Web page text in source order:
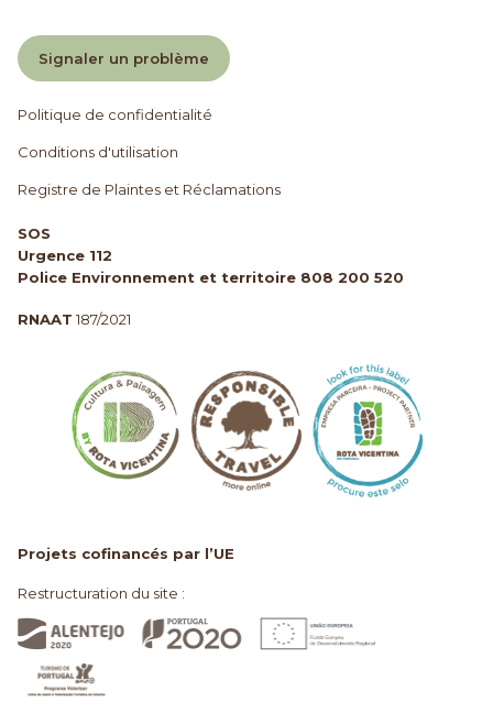
Signaler un problème
Politique de confidentialité
Conditions d'utilisation
Registre de Plaintes et Réclamations
SOS
Urgence 112
Police Environnement et territoire 808 200 520
RNAAT 187/2021
Projets cofinancés par l’UE
Restructuration du site :